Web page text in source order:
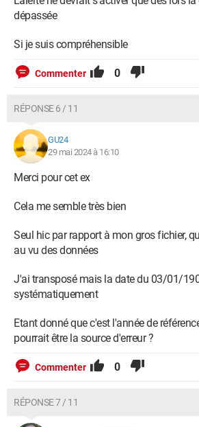
dépassée
Si je suis compréhensible
Commenter 0
RÉPONSE 6 / 11
GU24
29 mai 2024 à 16:10
Merci pour cet ex
Cela me semble très bien
Seul hic par rapport à mon gros fichier,
au vu des données
J'ai transposé mais la date du 03/01/
systématiquement
Etant donné que c'est l'année de
pourrait être la source d'erreur ?
Commenter 0
RÉPONSE 7 / 11